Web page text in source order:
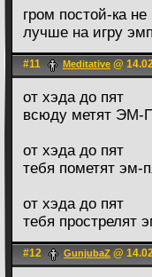
гром постой-ка не
лучше на игру
#11 Meditative @
от хэда до пят
всюду метят ЭМ-
от хэда до пят
тебя пометят эм-
от хэда до пят
тебя прострелят
#12 GunjubaZ @